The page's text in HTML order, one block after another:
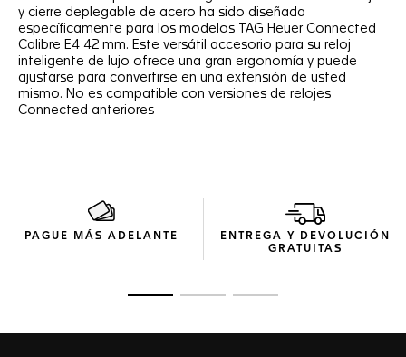
y cierre deplegable de acero ha sido diseñada
específicamente para los modelos TAG Heuer Connected
Calibre E4 42 mm. Este versátil accesorio para su reloj
inteligente de lujo ofrece una gran ergonomía y puede
ajustarse para convertirse en una extensión de usted
mismo. No es compatible con versiones de relojes
Connected anteriores
PAGUE MÁS ADELANTE
ENTREGA Y DEVOLUCIÓN
GRATUITAS